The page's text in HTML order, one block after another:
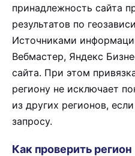
принадлежность сайта
результатов по
Источниками
Вебмастер, Яндекс
сайта. При этом
региону не исключает
из других регионов,
запросу.
Как проверить регион